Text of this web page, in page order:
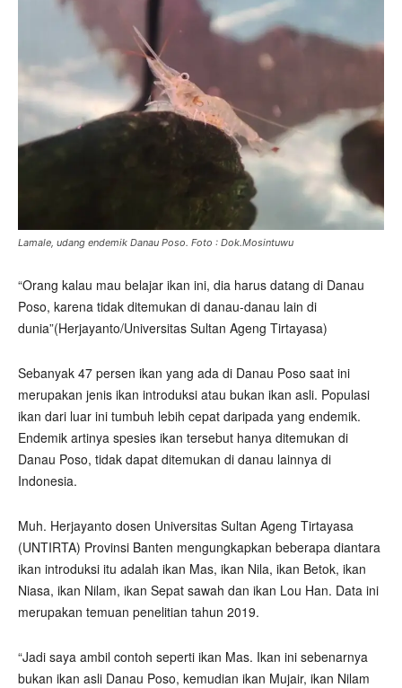
Lamale, udang endemik Danau Poso. Foto : Dok.Mosintuwu
“Orang kalau mau belajar ikan ini, dia harus datang di Danau
Poso, karena tidak ditemukan di danau-danau lain di
dunia”(Herjayanto/Universitas Sultan Ageng Tirtayasa)
Sebanyak 47 persen ikan yang ada di Danau Poso saat ini
merupakan jenis ikan introduksi atau bukan ikan asli. Populasi
ikan dari luar ini tumbuh lebih cepat daripada yang endemik.
Endemik artinya spesies ikan tersebut hanya ditemukan di
Danau Poso, tidak dapat ditemukan di danau lainnya di
Indonesia.
Muh. Herjayanto dosen Universitas Sultan Ageng Tirtayasa
(UNTIRTA) Provinsi Banten mengungkapkan beberapa diantara
ikan introduksi itu adalah ikan Mas, ikan Nila, ikan Betok, ikan
Niasa, ikan Nilam, ikan Sepat sawah dan ikan Lou Han. Data ini
merupakan temuan penelitian tahun 2019.
“Jadi saya ambil contoh seperti ikan Mas. Ikan ini sebenarnya
bukan ikan asli Danau Poso, kemudian ikan Mujair, ikan Nilam